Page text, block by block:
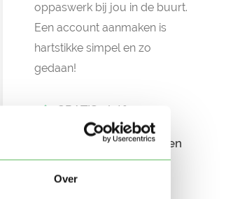
Over
oppaswerk bij jou in de buurt.
Een account aanmaken is
hartstikke simpel en zo
gedaan!
GRATIS platform
Eenvoudig aanmelden
Snel in contact